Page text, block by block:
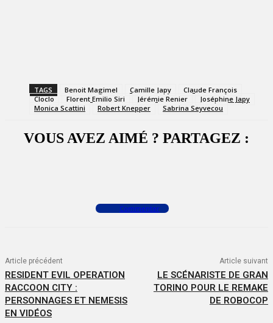
TAGS Benoit Magimel Camille Japy
Claude François
Cloclo
Florent Emilio Siri Jérémie Renier
Joséphine Japy
Monica Scattini
Robert Knepper Sabrina Seyvecou
VOUS AVEZ AIMÉ ? PARTAGEZ :
Commenter
Article précédent
RESIDENT EVIL OPERATION
RACCOON CITY :
PERSONNAGES ET NEMESIS
EN VIDÉOS
Article suivant
LE SCÉNARISTE DE GRAN
TORINO POUR LE REMAKE
DE ROBOCOP